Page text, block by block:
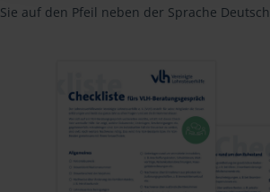
Sie auf den Pfeil neben der Sprache